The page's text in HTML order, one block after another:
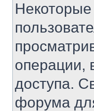
операции,
доступа.
форума